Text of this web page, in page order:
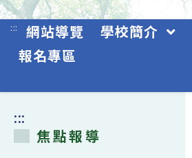
要
::: 網站導覽 學校簡介
報名專區
:::
焦點報導